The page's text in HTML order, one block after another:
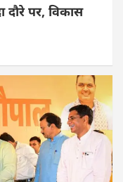
दौरे पर, विकास